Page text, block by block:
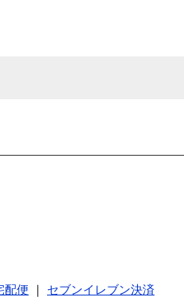
配便
セブンイレブン決済